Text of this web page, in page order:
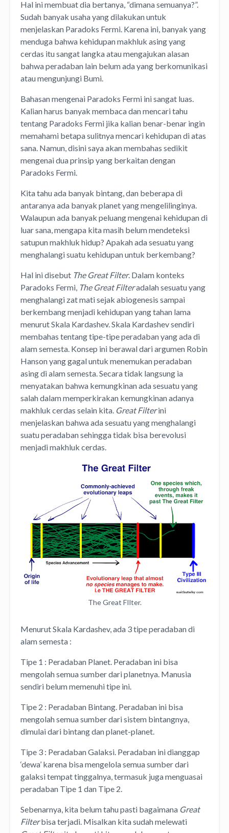
Hal ini membuat dia bertanya, “dimana semuanya?”.
Sudah banyak usaha yang dilakukan untuk
menjelaskan Paradoks Fermi. Karena ini, banyak yang
menduga bahwa kehidupan makhluk asing yang
cerdas itu sangat langka atau mengajukan alasan
bahwa peradaban lain belum ada yang berkomunikasi
atau mengunjungi Bumi.
Bahasan mengenai Paradoks Fermi ini sangat luas.
Kalian harus banyak membaca dan mencari tahu
tentang Paradoks Fermi jika kalian benar-benar ingin
memahami betapa sulitnya mencari kehidupan di atas
sana. Namun, disini saya akan membahas sedikit
mengenai dua prinsip yang berkaitan dengan
Paradoks Fermi.
Kita tahu ada banyak bintang, dan beberapa di
antaranya ada banyak planet yang mengelilinginya.
Walaupun ada banyak peluang mengenai kehidupan di
luar sana, mengapa kita masih belum mendeteksi
satupun makhluk hidup? Apakah ada sesuatu yang
menghalangi suatu kehidupan untuk berkembang?
Hal ini disebut The Great Filter. Dalam konteks
Paradoks Fermi, The Great Filteradalah sesuatu yang
menghalangi zat mati sejak abiogenesis sampai
berkembang menjadi kehidupan yang tahan lama
menurut Skala Kardashev. Skala Kardashev sendiri
membahas tentang tipe-tipe peradaban yang ada di
alam semesta. Konsep ini berawal dari argumen Robin
Hanson yang gagal untuk menemukan peradaban
asing di alam semesta. Secara tidak langsung ia
menyatakan bahwa kemungkinan ada sesuatu yang
salah dalam memperkirakan kemungkinan adanya
makhluk cerdas selain kita. Great Filterini
menjelaskan bahwa ada sesuatu yang menghalangi
suatu peradaban sehingga tidak bisa berevolusi
menjadi makhluk cerdas.
The Great FIlter.
Menurut Skala Kardashev, ada 3 tipe peradaban di
alam semesta :
Tipe 1 : Peradaban Planet. Peradaban ini bisa
mengolah semua sumber dari planetnya. Manusia
sendiri belum memenuhi tipe ini.
Tipe 2 : Peradaban Bintang. Peradaban ini bisa
mengolah semua sumber dari sistem bintangnya,
dimulai dari bintang dan planet-planet.
Tipe 3 : Peradaban Galaksi. Peradaban ini dianggap
‘dewa’ karena bisa mengelola semua sumber dari
galaksi tempat tinggalnya, termasuk juga menguasai
peradaban Tipe 1 dan Tipe 2.
Sebenarnya, kita belum tahu pasti bagaimana Great
Filterbisa terjadi. Misalkan kita sudah melewati